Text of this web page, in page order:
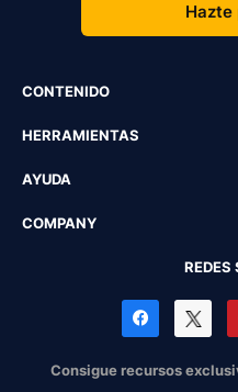
Hazte
CONTENIDO
HERRAMIENTAS
AYUDA
COMPANY
REDES
Consigue recursos